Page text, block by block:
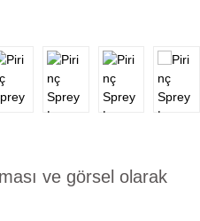
ve görsel olarak